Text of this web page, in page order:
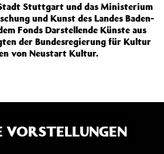
Stuttgart und das Ministerium
und Kunst des Landes Baden-
Fonds Darstellende Künste aus
der Bundesregierung für Kultur
von Neustart Kultur.
VORSTELLUNGEN